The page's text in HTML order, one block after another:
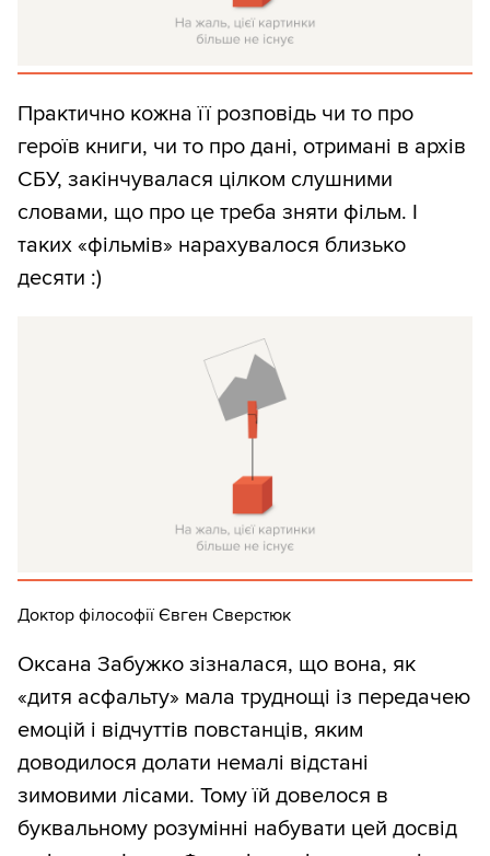
Практично кожна її розповідь чи то про
героїв книги, чи то про дані, отримані в архів
СБУ, закінчувалася цілком слушними
словами, що про це треба зняти фільм. І
таких «фільмів» нарахувалося близько
десяти :)
Доктор філософії Євген Сверстюк
Оксана Забужко зізналася, що вона, як
«дитя асфальту» мала труднощі із передачею
емоцій і відчуттів повстанців, яким
доводилося долати немалі відстані
зимовими лісами. Тому їй довелося в
буквальному розумінні набувати цей досвід